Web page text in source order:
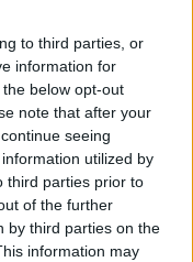
to third parties, or
information for
below opt-out
note that after your
seeing
utilized by
third parties prior to
of the further
by third parties on the
information may
a családról